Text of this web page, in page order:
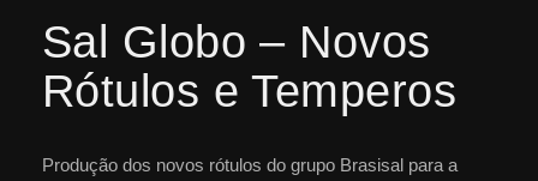
Sal Globo – Novos
Rótulos e Temperos
Produção dos novos rótulos do grupo Brasisal para a